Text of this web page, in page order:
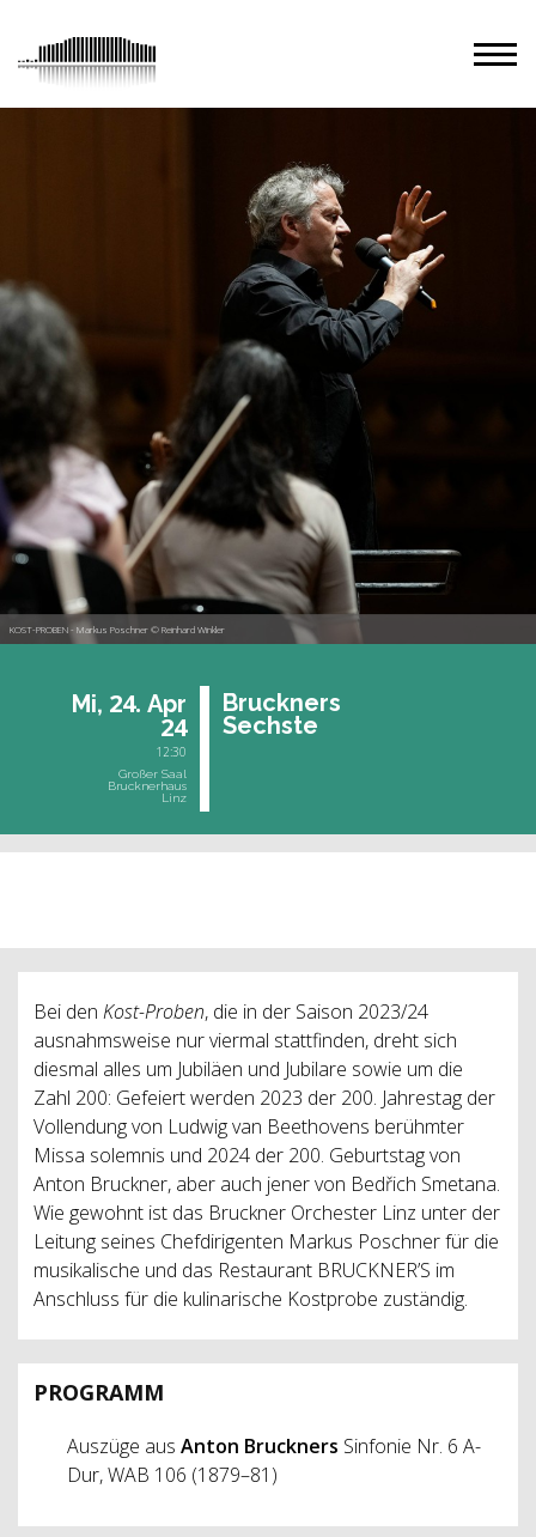
KOST-PROBEN - Markus Poschner © Reinhard Winkler
Mi, 24. Apr
24
12:30
Großer Saal
Brucknerhaus
Linz
Bruck­ners
Sechs­te
Bei den Kost-Proben, die in der Saison 2023/24
ausnahmsweise nur viermal stattfinden, dreht sich
diesmal alles um Jubiläen und Jubilare sowie um die
Zahl 200: Gefeiert werden 2023 der 200. Jahrestag der
Vollendung von Ludwig van Beethovens berühmter
Missa solemnis und 2024 der 200. Geburtstag von
Anton Bruckner, aber auch jener von Bedřich Smetana.
Wie gewohnt ist das Bruckner Orchester Linz unter der
Leitung seines Chefdirigenten Markus Poschner für die
musikalische und das Restaurant BRUCKNER’S im
Anschluss für die kulinarische Kostprobe zuständig.
PROGRAMM
Auszüge aus Anton Bruckners Sinfonie Nr. 6 A-
Dur, WAB 106 (1879–81)